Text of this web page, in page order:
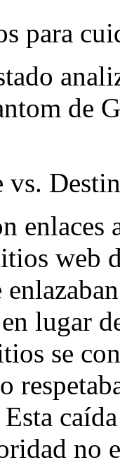
para
de
vs.
enlaces
web
lugar
se
no